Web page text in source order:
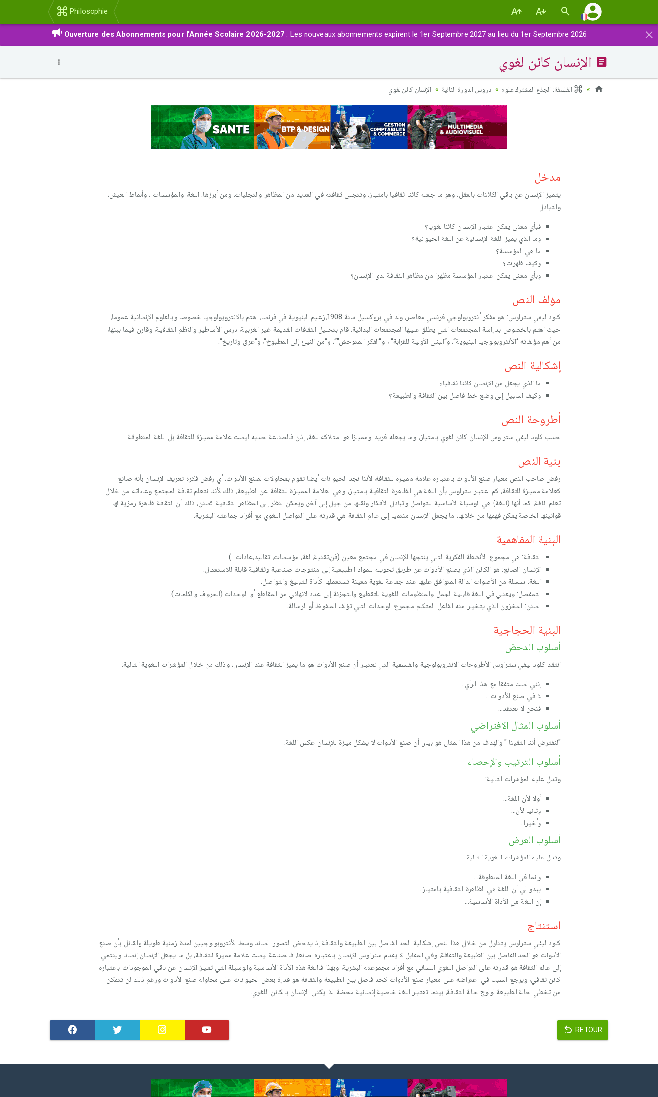
Philosophie
×
Ouverture des Abonnements pour l'Année Scolaire 2026-2027 : Les nouveaux abonnements expirent le 1er Septembre 2027 au lieu du 1er Septembre 2026.
الإنسان كائن لغوي
الفلسفة: الجذع المشترك علوم دروس الدورة الثانية الإنسان كائن لغوي
مدخل
يتميز الإنسان عن باقي الكائنات بالعقل، وهو ما جعله كائنا ثقافيا بامتياز، وتتجلى ثقافته في العديد من المظاهر والتجليات، ومن أبرزها: اللغة، والمؤسسات ، وأنماط العيش،
والتبادل.
فبأي معنى يمكن اعتبار الإنسان كائنا لغويا؟
وما الذي يميز اللغة الإنسانية عن اللغة الحيوانية؟
ما هي المؤسسة؟
وكيف ظهرت؟
وبأي معنى يمكن اعتبار المؤسسة مظهرا من مظاهر الثقافة لدى الإنسان؟
مؤلف النص
كلود ليفي ستراوس: هو مفكر أنثروبولوجي فرنسي معاصر، ولد في بروكسيل سنة 1908،زعيم البنيوية في فرنسا، اهتم بالانترويولوجيا خصوصا وبالعلوم الإنسانية عموما،
حيث اهتم بالخصوص بدراسة المجتمعات التي يطلق عليها المجتمعات البدائية، قام بتحليل الثقافات القديمة غير الغربية، درس الأساطير والنظم الثقافية، وقارن فيما بينها،
من أهم مؤلفاته “الأنثروبولوجيا البنيوية“، و“البنى الأولية للقرابة“ ، و“الفكر المتوحش"“، و“من النيئ إلى المطبوخ“، و“عرق وتاريخ“.
إشكالية النص
ما الذي یجعل من الإنسان كائنا ثقافیا؟
وكیف السبیل إلى وضع خط فاصل بین الثقافة والطبیعة؟
أطروحة النص
حسب كلود ليفي ستراوس الإنسان كائن لغوي بامتياز، وما يجعله فريدا ومميـزا هو امتلاكه للغة، إذن فالصناعة حسبه لیست علامة ممیـزة للثقافة بل اللغة المنطوقة.
بنية النص
رفض صاحب النص معيار صنع الأدوات باعتباره علامة مميـزة للثقافة، لأننا نجد الحيوانات أيضا تقوم بمحاولات لصنع الأدوات، أي رفض فكرة تعريف الإنسان بأنه صانع
كعلامة مميـزة للثقافة، كم اعتبـر ستراوس بأن اللغة هي الظاهرة الثقافية بامتياز، وهي العلامة المميـزة للثقافة عن الطبيعة، ذلك لأننا نتعلم ثقافة المجتمع وعاداته من خلال
تعلم اللغة، كما أنها (اللغة) هي الوسيلة الأساسية للتواصل وتبادل الأفكار ونقلها من جيل إلى آخر، ويمكن النظر إلى المظاهر الثقافية كسنن، ذلك أن الثقافة ظاهرة رمزية لها
قوانينها الخاصة يمكن فهمها من خلالها، ما يجعل الإنسان منتميا إلى عالم الثقافة هي قدرته على التواصل اللغوي مع أفراد جماعته البشرية.
البنية المفاهمية
الثقافة: هي مجموع الأنشطة الفكرية التـي ينتجها الإنسان في مجتمع معين (فن،تقنية، لغة، مؤسسات، تقاليد،عادات...).
الإنسان الصانع: هو الكائن الذي يصنع الأدوات عن طريق تحويله للمواد الطبيعية إلى منتوجات صناعية وثقافية قابلة للاستعمال.
اللغة: سلسلة من الأصوات الدالة المتوافق عليها عند جماعة لغوية معينة تستعملها كأداة للتبليغ والتواصل.
التمفصل: ويعنـي في اللغة قابلية الجمل والمنظومات اللغوية للتقطيع والتجزئة إلى عدد لانهائي من المقاطع أو الوحدات (الحروف والكلمات).
السنن: المخزون الذي يتخيـر منه الفاعل المتكلم مجموع الوحدات التـي تؤلف الملفوظ أو الرسالة.
البنية الحجاجية
أسلوب الدحض
انتقد كلود ليفي ستراوس الأطروحات الانثروبولوجية والفلسفية التي تعتبـر أن صنع الأدوات هو ما يميز الثقافة عند الإنسان، وذلك من خلال المؤشرات اللغوية التالية:
إنني لست متفقا مع هذا الرأي…
لا في صنع الأدوات...
فنحن لا نعتقد…
أسلوب المثال الافتراضي
"لنفترض أننا التقينا " والهدف من هذا المثال هو بيان أن صنع الأدوات لا يشكل ميزة للإنسان عكس اللغة.
أسلوب الترتيب والإحصاء
وتدل عليه المؤشرات التالية:
أولا لأن اللغة…
وثانيا لأن…
وأخيرا…
أسلوب العرض
وتدل عليه المؤشرات اللغوية التالية:
وإنما في اللغة المنطوقة…
يبدو لي أن اللغة هي الظاهرة الثقافية بامتياز...
إن اللغة هي الأداة الأساسية…
استنتاج
كلود ليفي ستراوس يتناول من خلال هذا النص إشكالية الحد الفاصل بين الطبيعة والثقافة إذ يدحض التصور السائد وسط الأنتروبولوجيين لمدة زمنية طويلة والقائل بأن صنع
الأدوات هو الحد الفاصل بين الطبيعة والثقافة، وفي المقابل لا يقدم ستراوس الإنسان باعتباره صانعا، فالصناعة ليست علامة مميزة للثقافة، بل ما يجعل الإنسان إنسانا وينتمي
إلى عالم الثقافة هو قدرته على التواصل اللغوي اللساني مع أفراد مجموعته البشرية، وبهذا فاللغة هذه الأداة الأساسية والوسيلة التي تميـز الإنسان عن باقي الموجودات باعتباره
كائن ثقافي، ويرجع السبب في اعتراضه على معيار صنع الأدوات كحد فاصل بين الطبيعة والثقافة هو قدرة بعض الحيوانات على محاولة صنع الأدوات ورغم ذلك لن تتمكن
من تخطي حالة الطبيعة لولوج حالة الثقافة، بينما تعتبـر اللغة خاصية إنسانية محضة لذا يكنى الإنسان بالكائن اللغوي.
RETOUR